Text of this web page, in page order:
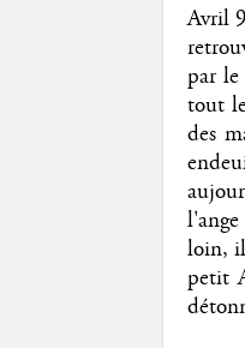
Avril
par
tout
des
loin,
petit